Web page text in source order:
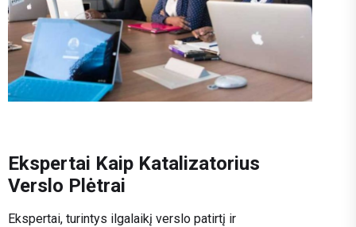
Ekspertai Kaip Katalizatorius
Verslo Plėtrai
Ekspertai, turintys ilgalaikį verslo patirtį ir